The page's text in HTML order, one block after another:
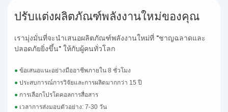
ปรับแต่งผลิตภัณฑ์พลังงานใหม่ของคุณ
เรามุ่งมั่นที่จะนำเสนอผลิตภัณฑ์พลังงานใหม่ที่ "ชาญฉลาดและ
ปลอดภัยยิ่งขึ้น" ให้กับผู้คนทั่วโลก
●ข้อเสนอแนะอย่างมืออาชีพภายใน 8 ชั่วโมง
●ประสบการณ์การวิจัยและการผลิตมากกว่า 15 ปี
● การเลือกโปรโตคอลการสื่อสาร
● เวลาการส่งมอบตัวอย่าง: 7-30 วัน